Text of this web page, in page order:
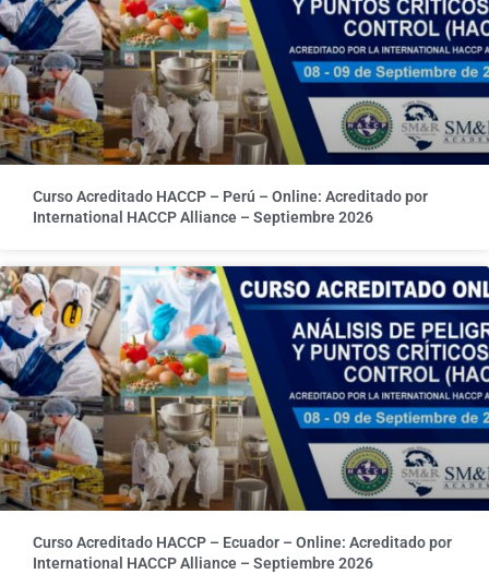
Curso Acreditado HACCP – Perú – Online: Acreditado por
International HACCP Alliance – Septiembre 2026
Curso Acreditado HACCP – Ecuador – Online: Acreditado por
International HACCP Alliance – Septiembre 2026